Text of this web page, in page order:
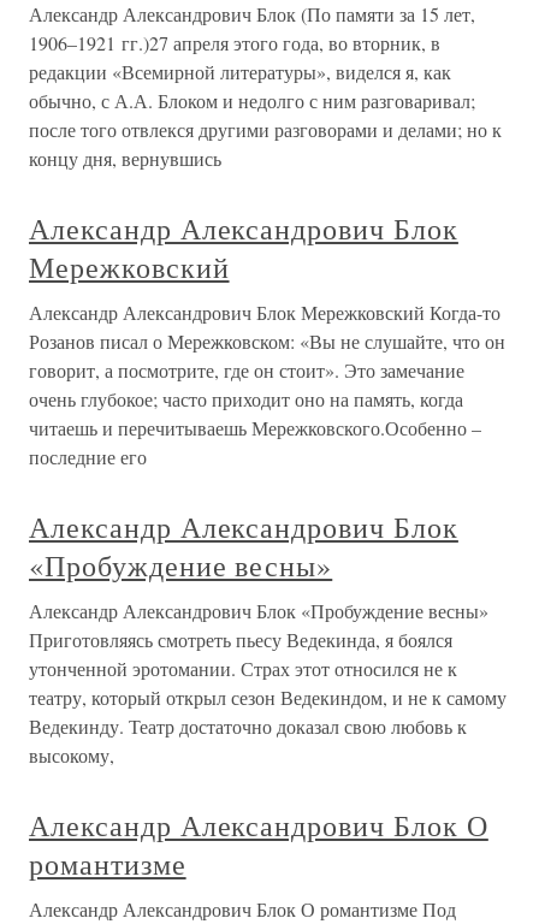
Александр Александрович Блок (По памяти за 15 лет,
1906–1921 гг.)27 апреля этого года, во вторник, в
редакции «Всемирной литературы», виделся я, как
обычно, с А.А. Блоком и недолго с ним разговаривал;
после того отвлекся другими разговорами и делами; но к
концу дня, вернувшись
Александр Александрович Блок
Мережковский
Александр Александрович Блок Мережковский Когда-то
Розанов писал о Мережковском: «Вы не слушайте, что он
говорит, а посмотрите, где он стоит». Это замечание
очень глубокое; часто приходит оно на память, когда
читаешь и перечитываешь Мережковского.Особенно –
последние его
Александр Александрович Блок
«Пробуждение весны»
Александр Александрович Блок «Пробуждение весны»
Приготовляясь смотреть пьесу Ведекинда, я боялся
утонченной эротомании. Страх этот относился не к
театру, который открыл сезон Ведекиндом, и не к самому
Ведекинду. Театр достаточно доказал свою любовь к
высокому,
Александр Александрович Блок О
романтизме
Александр Александрович Блок О романтизме Под